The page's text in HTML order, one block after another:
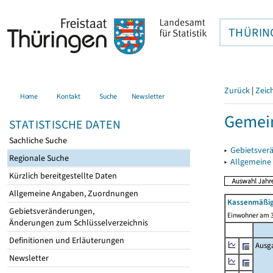
Home Kontakt Suche Newsletter
STATISTISCHE DATEN
Sachliche Suche
Regionale Suche
Kürzlich bereitgestellte Daten
Allgemeine Angaben, Zuordnungen
Gebietsveränderungen,
Änderungen zum Schlüsselverzeichnis
Definitionen und Erläuterungen
Newsletter
Zurück |
▸
▸
Einwohner am